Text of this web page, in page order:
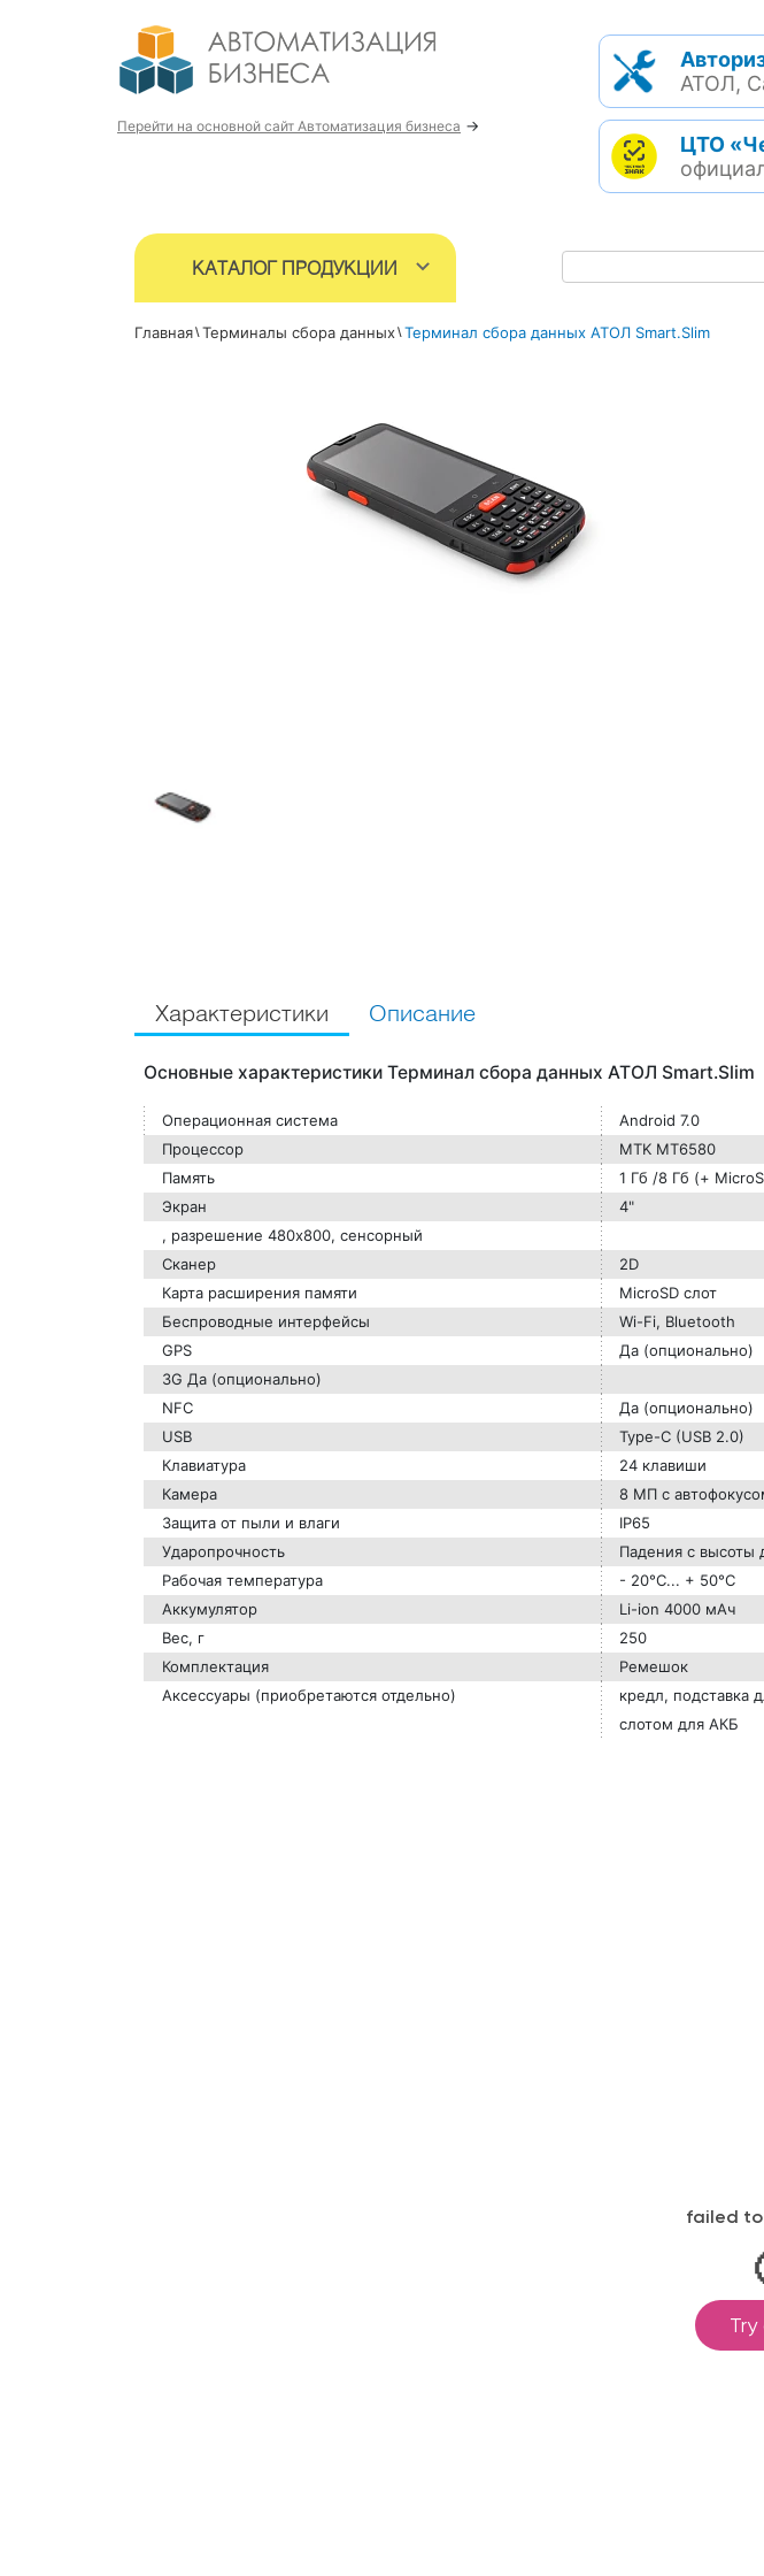
Перейти на основной сайт Автоматизация бизнеса →
АТОЛ,
ЦТО
КАТАЛОГ ПРОДУКЦИИ
Главная Терминалы сбора данных Терминал сбора данных АТОЛ Smart.Slim
Характеристики Описание
Основные характеристики Терминал сбора данных АТОЛ Smart.Slim
Операционная система
Android 7.0
Процессор
MTK MT6580
Память
1 Гб /8 Гб (+
Экран
4"
, разрешение 480х800, сенсорный
Сканер
2D
Карта расширения памяти
MicroSD слот
Беспроводные интерфейсы
Wi-Fi, Bluetooth
GPS
Да (опционально)
3G Да (опционально)
NFC
Да (опционально)
USB
Type-C (USB 2.0)
Клавиатура
24 клавиши
Камера
8 МП с
Защита от пыли и влаги
IP65
Ударопрочность
Падения с высоты
Рабочая температура
- 20°C... + 50°C
Аккумулятор
Li-ion 4000 мАч
Вес, г
250
Комплектация
Ремешок
Аксессуары (приобретаются отдельно)
кредл, подставка
слотом для АКБ